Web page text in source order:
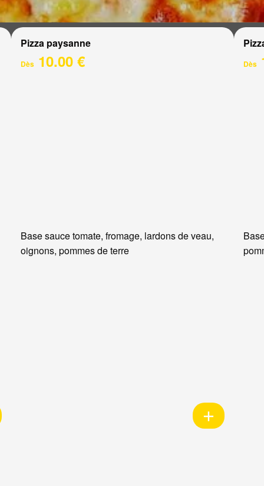
Pizza paysanne
Dès10.00 €
Base sauce tomate, fromage, lardons de veau,
oignons, pommes de terre
Dès